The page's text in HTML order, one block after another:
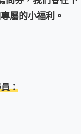
屬的小福利。
：